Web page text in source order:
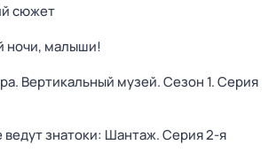
сюжет
ночи, малыши!
Вертикальный музей. Сезон 1. Серия
ведут знатоки: Шантаж. Серия 2-я